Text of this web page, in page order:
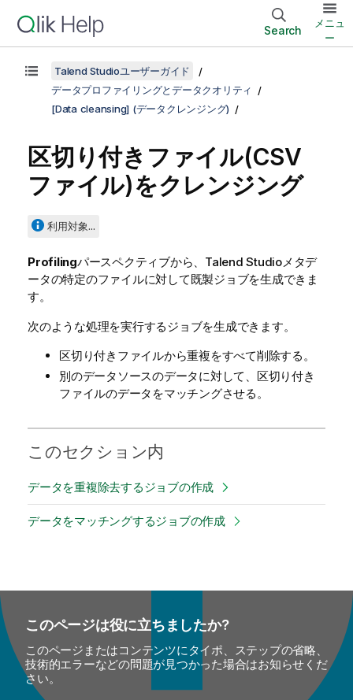
Search
メニュ
ー
Talend Studioユーザーガイド
データプロファイリングとデータクオリティ
[Data cleansing] (データクレンジング)
区切り付きファイル(CSV
ファイル)をクレンジング
利用対象...
Profilingパースペクティブから、 Talend Studioメタデ
ータの特定のファイルに対して既製ジョブを生成できま
す。
次のような処理を実行するジョブを生成できます。
区切り付きファイルから重複をすべて削除する。
別のデータソースのデータに対して、区切り付き
ファイルのデータをマッチングさせる。
このセクション内
データを重複除去するジョブの作成
データをマッチングするジョブの作成
このページは役に立ちましたか?
このページまたはコンテンツにタイポ、ステップの省略、
技術的エラーなどの問題が見つかった場合はお知らせくだ
さい。